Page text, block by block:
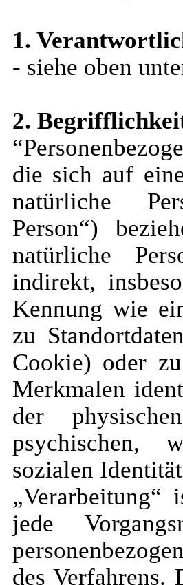
1.
- siehe oben
2.
die sich auf
natürliche
Person“)
natürliche
indirekt,
Kennung wie
zu
Cookie) oder
Merkmalen
der
psychischen,
sozialen
„Verarbeitung“
jede
des Verfahrens.